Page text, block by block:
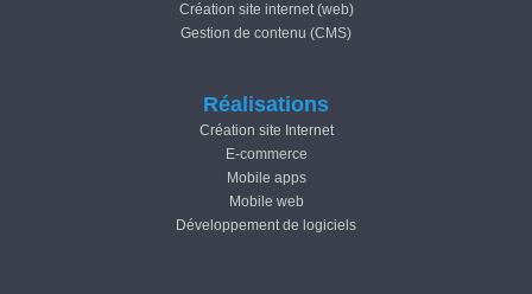
Création site internet (web)
Gestion de contenu (CMS)
Réalisations
Création site Internet
E-commerce
Mobile apps
Mobile web
Développement de logiciels